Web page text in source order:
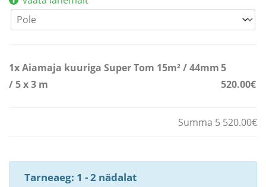
1xAiamaja kuuriga Super Tom 15m² / 44mm
/ 5 x 3 m
5
520.00€
Summa 5 520.00€
Tarneaeg: 1 - 2 nädalat